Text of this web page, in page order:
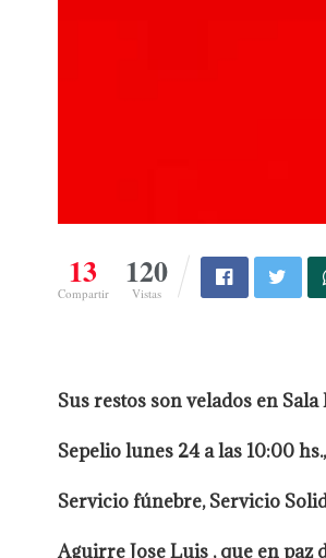
13
Compartir
120
Vistas
Sus restos son velados en
Sepelio lunes 24 a las 10:00
Servicio fúnebre, Servicio
Aguirre Jose Luis , que en paz